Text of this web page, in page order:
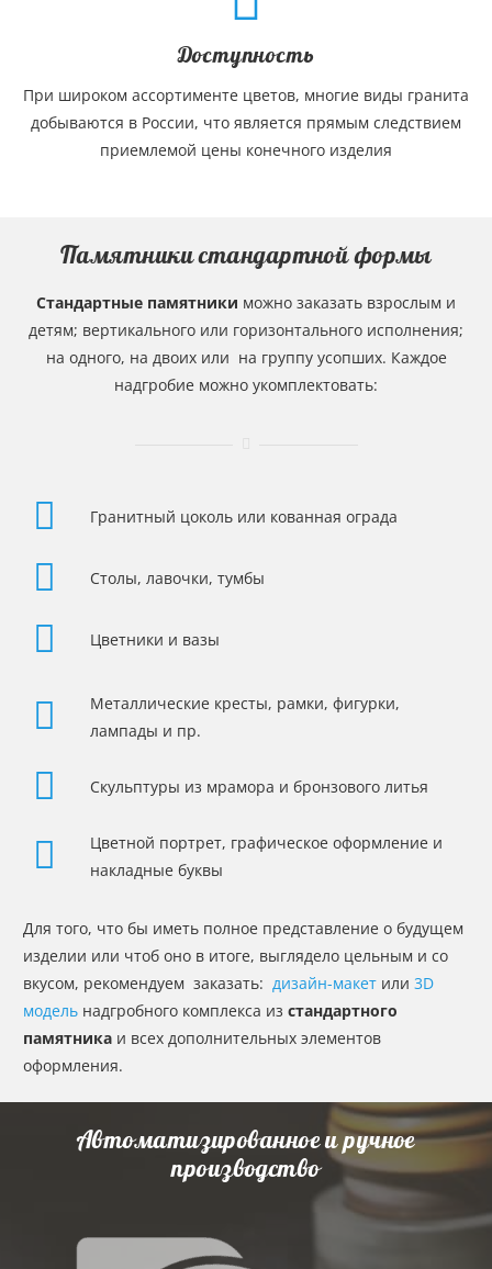
Доступность
При широком ассортименте цветов, многие виды гранита
добываются в России, что является прямым следствием
приемлемой цены конечного изделия
Памятники стандартной формы
Стандартные памятники можно заказать взрослым и
детям; вертикального или горизонтального исполнения;
на одного, на двоих или на группу усопших. Каждое
надгробие можно укомплектовать:
Гранитный цоколь или кованная ограда
Столы, лавочки, тумбы
Цветники и вазы
Металлические кресты, рамки, фигурки,
лампады и пр.
Скульптуры из мрамора и бронзового литья
Цветной портрет, графическое оформление и
накладные буквы
Для того, что бы иметь полное представление о будущем
изделии или чтоб оно в итоге, выглядело цельным и со
вкусом, рекомендуем заказать: дизайн-макет или 3D
модель надгробного комплекса из стандартного
памятника и всех дополнительных элементов
оформления.
Автоматизированное и ручное
производство